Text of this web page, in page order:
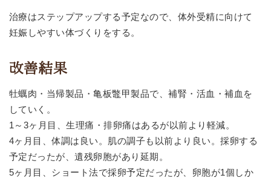
治療はステップアップする予定なので、体外受精に向けて
妊娠しやすい体づくりをする。
改善結果
牡蠣肉・当帰製品・亀板鼈甲製品で、補腎・活血・補血を
していく。
1～3ヶ月目、生理痛・排卵痛はあるが以前より軽減。
4ヶ月目、体調は良い。肌の調子も以前より良い。採卵する
予定だったが、遺残卵胞があり延期。
5ヶ月目、ショート法で採卵予定だったが、卵胞が1個しか